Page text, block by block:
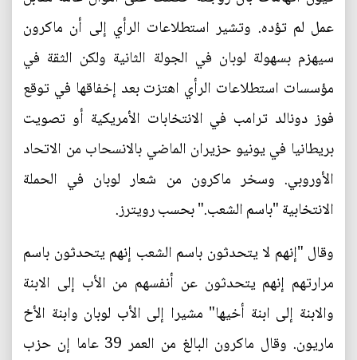
عمل لم تؤده. وتشير استطلاعات الرأي إلى أن ماكرون
سيهزم بسهولة لوبان في الجولة الثانية ولكن الثقة في
مؤسسات استطلاعات الرأي اهتزت بعد إخفاقها في توقع
فوز دونالد ترامب في الانتخابات الأمريكية أو تصويت
بريطانيا في يونيو حزيران الماضي بالانسحاب من الاتحاد
الأوروبي. وسخر ماكرون من شعار لوبان في الحملة
الانتخابية "باسم الشعب." بحسب رويترز.
وقال "إنهم لا يتحدثون باسم الشعب إنهم يتحدثون باسم
مرارتهم إنهم يتحدثون عن أنفسهم من الأب إلى الابنة
والابنة إلى ابنة أخيها" مشيرا إلى الأب لوبان وابنة الأخ
ماريون. وقال ماكرون البالغ من العمر 39 عاما إن حزب